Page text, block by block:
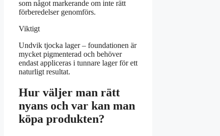
som något markerande om inte rätt
förberedelser genomförs.
Viktigt
Undvik tjocka lager – foundationen är
mycket pigmenterad och behöver
endast appliceras i tunnare lager för ett
naturligt resultat.
Hur väljer man rätt
nyans och var kan man
köpa produkten?